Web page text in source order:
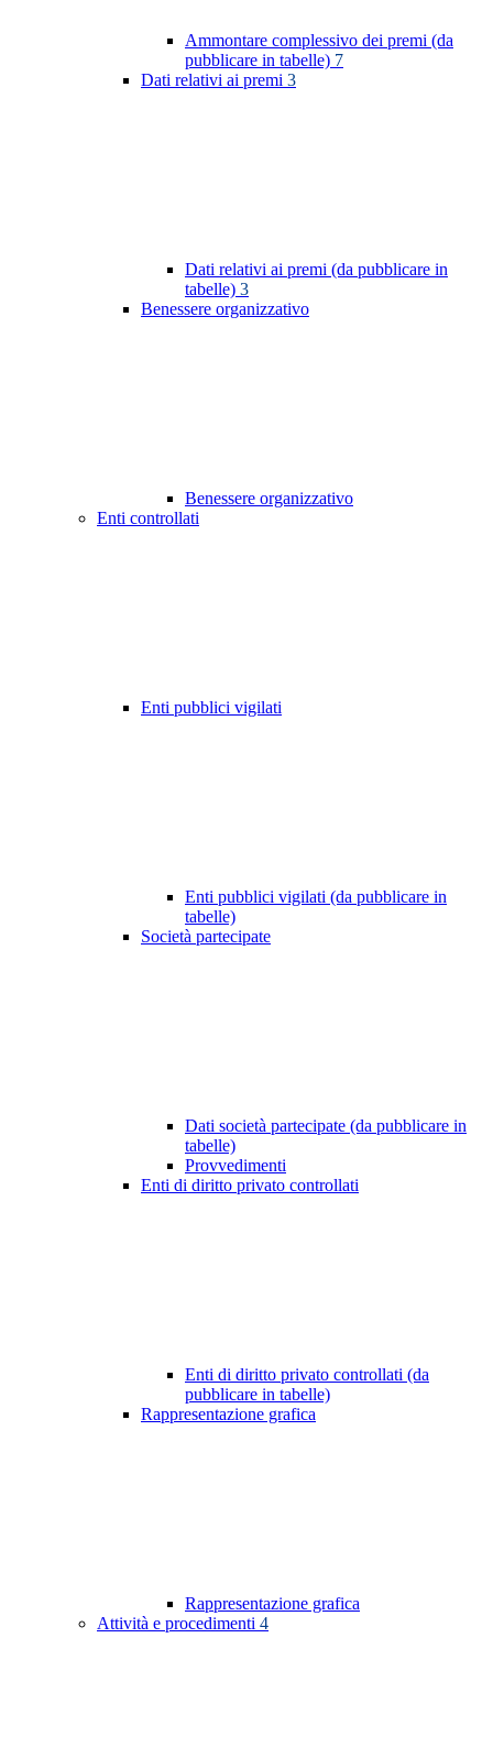
Ammontare complessivo dei premi (da
pubblicare in tabelle) 7
Dati relativi ai premi 3
Dati relativi ai premi (da pubblicare in
tabelle) 3
Benessere organizzativo
Benessere organizzativo
Enti controllati
Enti pubblici vigilati
Enti pubblici vigilati (da pubblicare in
tabelle)
Società partecipate
Dati società partecipate (da pubblicare in
tabelle)
Provvedimenti
Enti di diritto privato controllati
Enti di diritto privato controllati (da
pubblicare in tabelle)
Rappresentazione grafica
Rappresentazione grafica
Attività e procedimenti 4